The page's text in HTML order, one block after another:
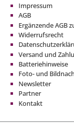
Impressum
AGB
Ergänzende AGB
Widerrufsrecht
Versand und
Batteriehinweise
Foto- und
Newsletter
Partner
Kontakt